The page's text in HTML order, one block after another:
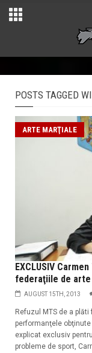
POSTS TAGGED
ARTE MARŢIALE
EXCLUSIV
federaţiile de
AUGUST 15TH, 2013
Refuzul MTS de a
performanţele
explicat exclusiv
probleme de sport,